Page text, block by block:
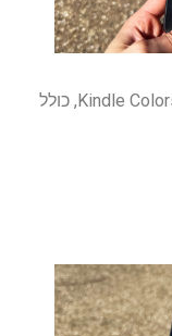
יש כל כך הרבה דברים לאהוב ב-Kindle Colorsoft 2026, כולל